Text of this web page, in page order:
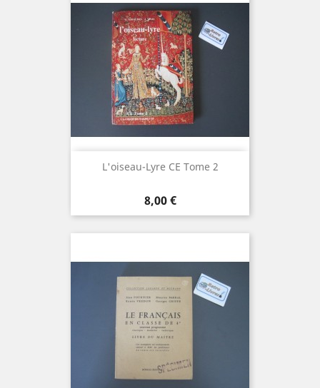
L'oiseau-Lyre CE Tome 2
Prix
8,00 €